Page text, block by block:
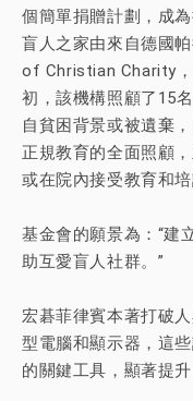
個簡單捐贈計劃，成
盲人之家由來自德國
of Christian Charity
初，該機構照顧了15
自貧困背景或被遺棄
正規教育的全面照顧
或在院內接受教育和培
基金會的願景為：“建
助互愛盲人社群。”
宏碁菲律賓本著打破
型電腦和顯示器，這
的關鍵工具，顯著提升